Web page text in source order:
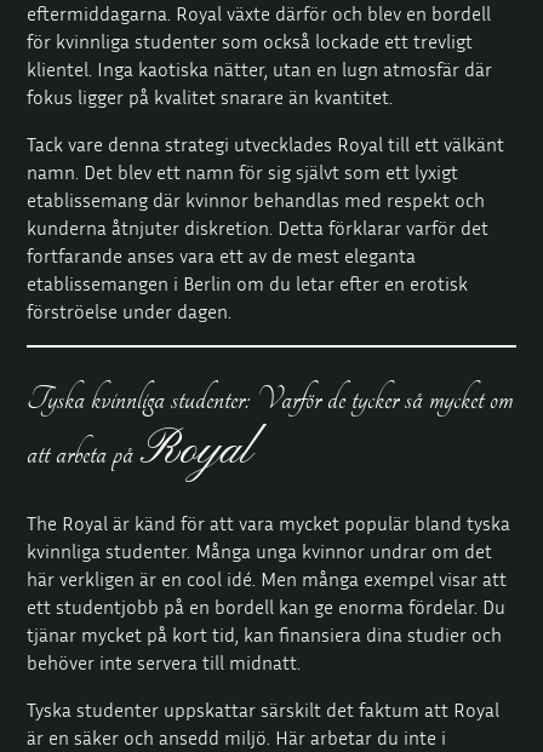
eftermiddagarna. Royal växte därför och blev en bordell
för kvinnliga studenter som också lockade ett trevligt
klientel. Inga kaotiska nätter, utan en lugn atmosfär där
fokus ligger på kvalitet snarare än kvantitet.
Tack vare denna strategi utvecklades Royal till ett välkänt
namn. Det blev ett namn för sig självt som ett lyxigt
etablissemang där kvinnor behandlas med respekt och
kunderna åtnjuter diskretion. Detta förklarar varför det
fortfarande anses vara ett av de mest eleganta
etablissemangen i Berlin om du letar efter en erotisk
förströelse under dagen.
Tyska kvinnliga studenter: Varför de tycker så mycket om
att arbeta påRoyal
The Royal är känd för att vara mycket populär bland tyska
kvinnliga studenter. Många unga kvinnor undrar om det
här verkligen är en cool idé. Men många exempel visar att
ett studentjobb på en bordell kan ge enorma fördelar. Du
tjänar mycket på kort tid, kan finansiera dina studier och
behöver inte servera till midnatt.
Tyska studenter uppskattar särskilt det faktum att Royal
är en säker och ansedd miljö. Här arbetar du inte i